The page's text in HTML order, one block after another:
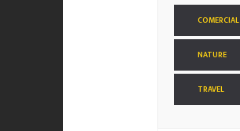
COMERCIAL
NATURE
TRAVEL